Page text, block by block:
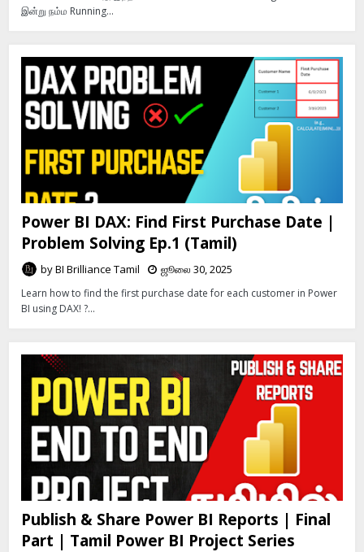
இன்று நம்ம Running…
Power BI DAX: Find First Purchase Date |
Problem Solving Ep.1 (Tamil)
byBI Brilliance Tamil ஜூலை 30, 2025
Learn how to find the first purchase date for each customer in Power
BI using DAX! ?…
Publish & Share Power BI Reports | Final
Part | Tamil Power BI Project Series